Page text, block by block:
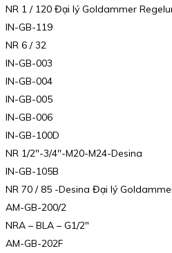
NR 1 / 120 Đại lý Goldammer
IN-GB-119
NR 6 / 32
IN-GB-003
IN-GB-004
IN-GB-005
IN-GB-006
IN-GB-100D
NR 1/2″-3/4″-M20-M24-Desina
IN-GB-105B
NR 70 / 85 -Desina Đại lý
AM-GB-200/2
NRA – BLA – G1/2″
AM-GB-202F